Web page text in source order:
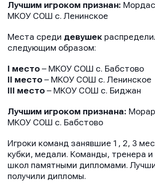
Лучшим игроком признан:
МКОУ СОШ с. Ленинское
Места среди девушек
следующим образом:
I место – МКОУ СОШ с. Бабстово
II место – МКОУ СОШ с. Ленинское
III место – МКОУ СОШ с. Биджан
Лучшим игроком признана:
МКОУ СОШ с. Бабстово
Игроки команд занявшие 1, 2, 3
кубки, медали. Команды, тренера
школ памятными дипломами.
получили дипломы.